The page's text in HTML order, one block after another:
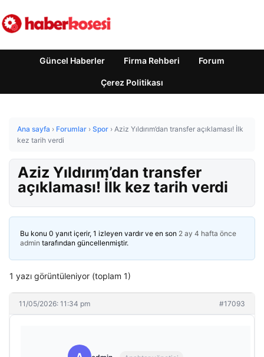
Güncel Haberler Firma Rehberi Forum
Çerez Politikası
Ana sayfa › Forumlar › Spor › Aziz Yıldırım’dan transfer açıklaması! İlk
kez tarih verdi
Aziz Yıldırım’dan transfer
açıklaması! İlk kez tarih verdi
Bu konu 0 yanıt içerir, 1 izleyen vardır ve en son 2 ay 4 hafta önce
admin tarafından güncellenmiştir.
1 yazı görüntüleniyor (toplam 1)
11/05/2026: 11:34 pm #17093